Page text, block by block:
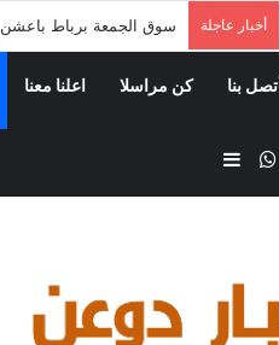
أخبار عاجلة سوق الجمعة برباط باعشن
أتصل بنا كن مراسلا اعلنا معنا